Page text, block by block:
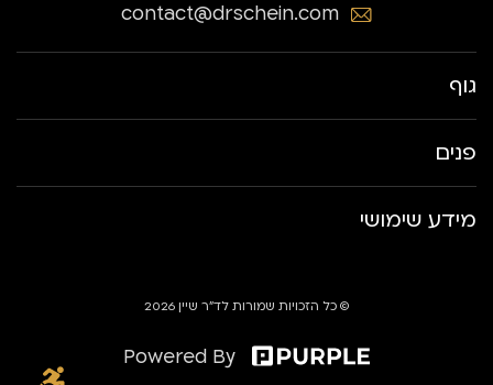
contact@drschein.com
גוף
פנים
מידע שימושי
© כל הזכויות שמורות לד״ר שיין 2026
Powered By